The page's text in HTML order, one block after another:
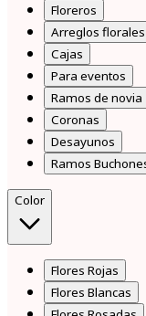
Floreros
Arreglos florales
Cajas
Para eventos
Ramos de novia
Coronas
Desayunos
Ramos
Color
Flores Rojas
Flores Blancas